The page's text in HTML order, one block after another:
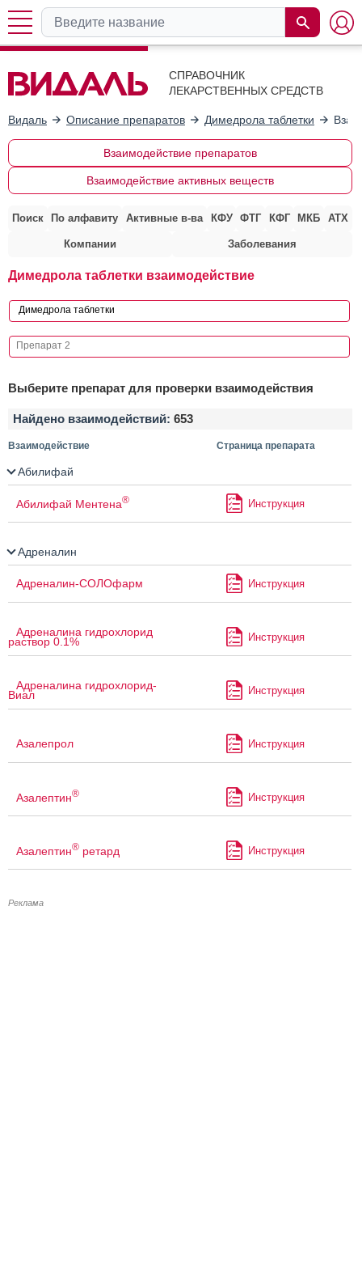
СПРАВОЧНИК
ЛЕКАРСТВЕННЫХ СРЕДСТВ
Видаль Описание препаратов Димедрола таблетки
Взаимодействие препаратов
Взаимодействие активных веществ
Поиск По алфавиту Активные в-ва КФУ ФТГ КФГ МКБ АТХ
Компании Заболевания
Димедрола таблетки взаимодействие
Выберите препарат для проверки взаимодействия
Найдено взаимодействий: 653
Взаимодействие Страница препарата
Абилифай
Абилифай Ментена® Инструкция
Адреналин
Адреналин-СОЛОфарм Инструкция
Адреналина гидрохлорид
раствор 0.1% Инструкция
Адреналина гидрохлорид-
Виал Инструкция
Азалепрол Инструкция
Азалептин® Инструкция
Азалептин® ретард Инструкция
Реклама